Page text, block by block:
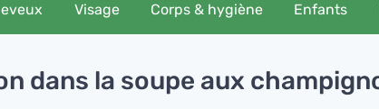
Visage Corps & hygiène Enfants
dans la soupe aux